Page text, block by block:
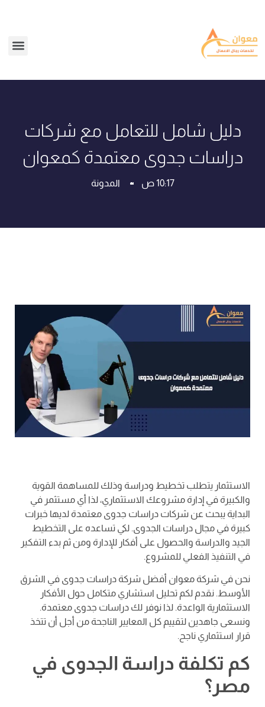
دليل شامل للتعامل مع شركات
دراسات جدوى معتمدة كمعوان
10:17 ص المدونة
الاستثمار يتطلب تخطيط ودراسة وذلك للمساهمة القوية
والكبيرة في إدارة مشروعك الاستثماري، لذا أي مستثمر في
البداية يبحث عن شركات دراسات جدوى معتمدة لديها خبرات
كبيرة في مجال دراسات الجدوى. لكي تساعده على التخطيط
الجيد والدراسة والحصول على أفكار للإدارة ومن ثم بدء التفكير
في التنفيذ الفعلي للمشروع.
نحن في شركة معوان أفضل شركة دراسات جدوى في الشرق
الأوسط. نقدم لكم تحليل استشاري متكامل حول الأفكار
الاستثمارية الواعدة. لذا نوفر لك دراسات جدوى معتمدة.
ونسعى جاهدين لتقييم كل المعايير الناجحة من أجل أن تتخذ
قرار استثماري ناجح.
كم تكلفة دراسة الجدوى في
مصر؟